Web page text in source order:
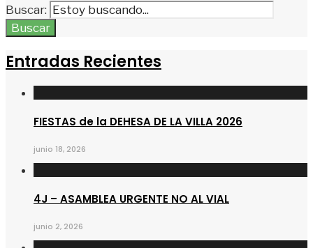
Buscar:
Buscar
Entradas Recientes
FIESTAS de la DEHESA DE LA VILLA 2026
junio 18, 2026
4J – ASAMBLEA URGENTE NO AL VIAL
junio 2, 2026